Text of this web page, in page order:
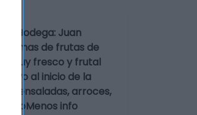
Juan
de frutas de
muy fresco y frutal
al inicio de la
ensaladas, arroces,
infoMenos info